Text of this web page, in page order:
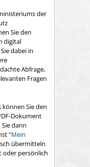
der
Sie den
digital
dabei in
Abfrage,
Fragen
können Sie den
Dokument
dann
"Mein
übermitteln
oder persönlich